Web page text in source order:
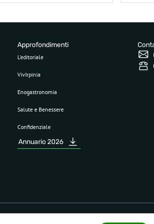
Approfondimenti
L’editoriale
VivIrpinia
Enogastronomia
Salute e Benessere
Confidenziale
Annuario 2026
Informazioni legali